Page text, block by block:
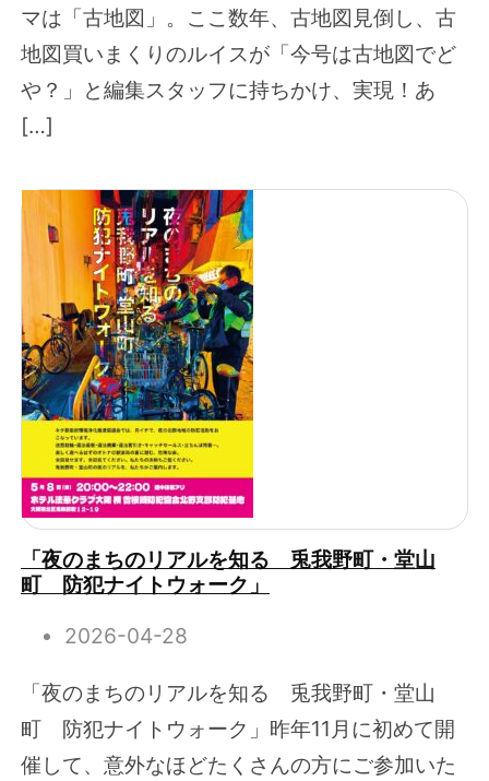
マは「古地図」。ここ数年、古地図見倒し、古
地図買いまくりのルイスが「今号は古地図でど
や？」と編集スタッフに持ちかけ、実現！あ
[…]
「夜のまちのリアルを知る 兎我野町・堂山
町 防犯ナイトウォーク」
2026-04-28
「夜のまちのリアルを知る 兎我野町・堂山
町 防犯ナイトウォーク」昨年11月に初めて開
催して、意外なほどたくさんの方にご参加いた